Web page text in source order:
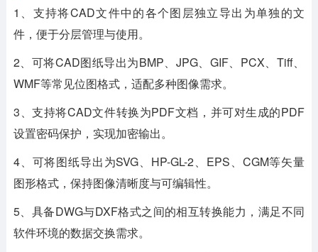
1、支持将CAD文件中的各个图层独立导出为单独的文
件，便于分层管理与使用。
2、可将CAD图纸导出为BMP、JPG、GIF、PCX、Tiff、
WMF等常见位图格式，适配多种图像需求。
3、支持将CAD文件转换为PDF文档，并可对生成的PDF
设置密码保护，实现加密输出。
4、可将图纸导出为SVG、HP-GL-2、EPS、CGM等矢量
图形格式，保持图像清晰度与可编辑性。
5、具备DWG与DXF格式之间的相互转换能力，满足不同
软件环境的数据交换需求。